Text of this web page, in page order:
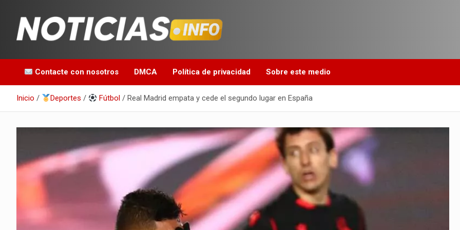
contenido
Noticias en español
Contacte con nosotros DMCA Política de privacidad Sobre este medio
Inicio Deportes Fútbol Real Madrid empata y cede el segundo lugar en España